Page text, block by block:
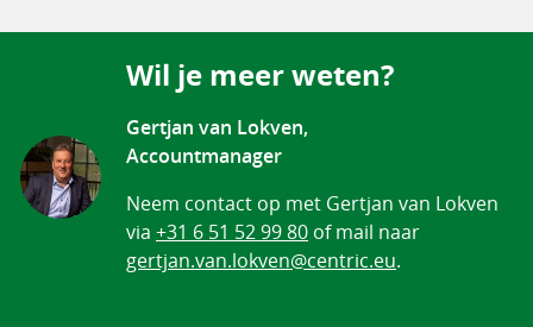
Wil je meer weten?
Gertjan van Lokven,
Accountmanager
Neem contact op met Gertjan van Lokven
via +31 6 51 52 99 80 of mail naar
gertjan.van.lokven@centric.eu.